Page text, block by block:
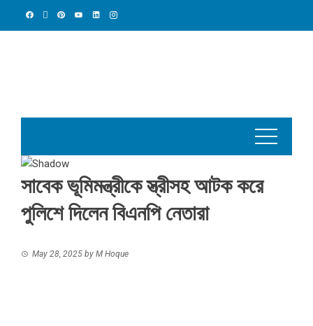
সাবেক ভূমিমন্ত্রীকে স্ত্রীসহ আটক করে
পুলিশে দিলেন বিএনপি নেতারা
May 28, 2025 by M Hoque